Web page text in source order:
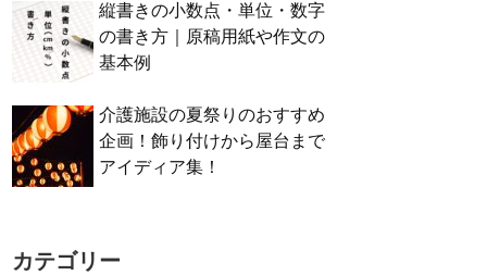
縦書きの小数点・単位・数字
の書き方｜原稿用紙や作文の
基本例
介護施設の夏祭りのおすすめ
企画！飾り付けから屋台まで
アイディア集！
カテゴリー